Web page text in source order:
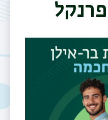
פורמלי של
וחומרה; אימות